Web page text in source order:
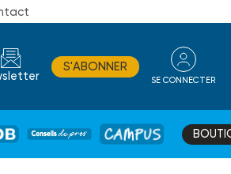
S'ABONNER
SE CONNECTER
DE
CAMPUS